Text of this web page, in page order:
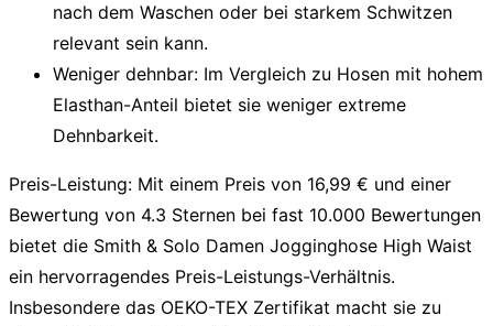
nach dem Waschen oder bei starkem Schwitzen
relevant sein kann.
Weniger dehnbar: Im Vergleich zu Hosen mit hohem
Elasthan-Anteil bietet sie weniger extreme
Dehnbarkeit.
Preis-Leistung: Mit einem Preis von 16,99 € und einer
Bewertung von 4.3 Sternen bei fast 10.000 Bewertungen
bietet die Smith & Solo Damen Jogginghose High Waist
ein hervorragendes Preis-Leistungs-Verhältnis.
Insbesondere das OEKO-TEX Zertifikat macht sie zu